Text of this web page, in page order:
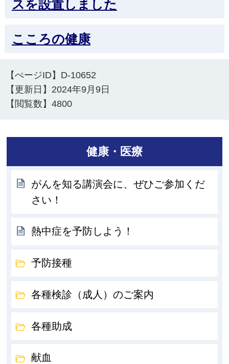
スを設置しました
こころの健康
【ぺージID】 D-10652
【更新日】 2024年9月9日
【閲覧数】4800
健康・医療
がんを知る講演会に、ぜひご参加くだ
さい！
熱中症を予防しよう！
予防接種
各種検診（成人）のご案内
各種助成
献血